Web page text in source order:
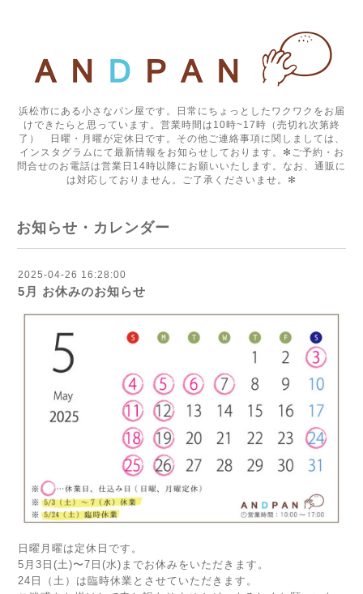
浜松市にある小さなパン屋です。日常にちょっとしたワクワクをお届
けできたらと思っています。営業時間は10時~17時（売切れ次第終
了） 日曜・月曜が定休日です。その他ご連絡事項に関しましては、
インスタグラムにて最新情報をお知らせしております。✻ご予約・お
問合せのお電話は営業日14時以降にお願いいたします。なお、通販に
は対応しておりません。ご了承くださいませ。✻
お知らせ・カレンダー
2025-04-26 16:28:00
5月 お休みのお知らせ
日曜月曜は定休日です。
5月3日(土)〜7日(水)までお休みをいただきます。
24日（土）は臨時休業とさせていただきます。